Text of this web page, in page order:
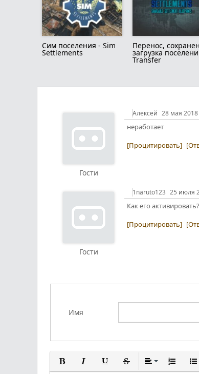
Сим поселения - Sim
Settlements
Перенос,
загрузка
Transfer
Гости
Алексей 28 мая 2018
неработает
[Процитировать]
Гости
1naruto123 25 июля
Как его активировать?
[Процитировать]
Имя